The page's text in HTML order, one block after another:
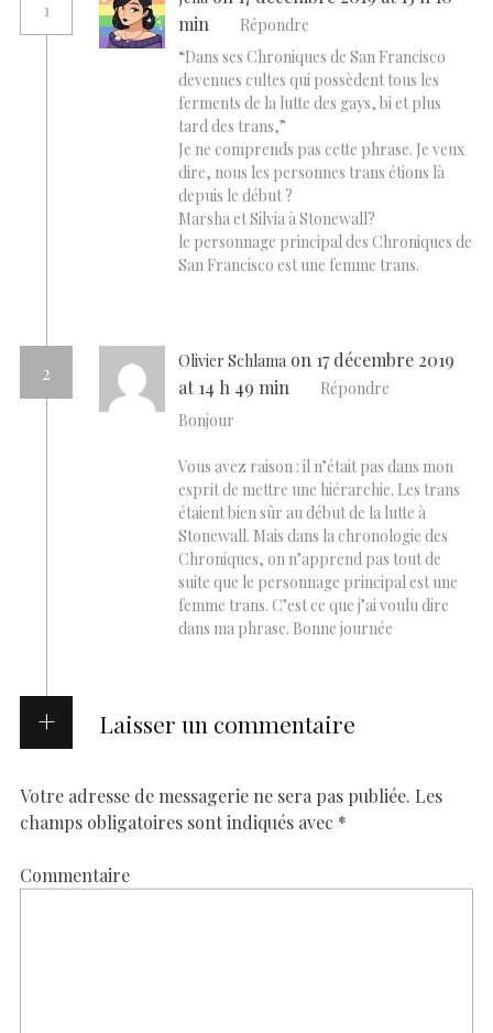
1
min
Répondre
“Dans ses Chroniques de San Francisco
devenues cultes qui possèdent tous les
ferments de la lutte des gays, bi et plus
tard des trans,”
Je ne comprends pas cette phrase. Je veux
dire, nous les personnes trans étions là
depuis le début ?
Marsha et Silvia à Stonewall?
le personnage principal des Chroniques de
San Francisco est une femme trans.
2
Olivier Schlama on 17 décembre 2019
at 14 h 49 min
Répondre
Bonjour
Vous avez raison : il n’était pas dans mon
esprit de mettre une hiérarchie. Les trans
étaient bien sûr au début de la lutte à
Stonewall. Mais dans la chronologie des
Chroniques, on n’apprend pas tout de
suite que le personnage principal est une
femme trans. C’est ce que j’ai voulu dire
dans ma phrase. Bonne journée
Laisser un commentaire
Votre adresse de messagerie ne sera pas publiée. Les
champs obligatoires sont indiqués avec *
Commentaire